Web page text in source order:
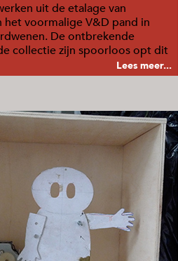
uit de etalage van
het voormalige V&D pand in
De ontbrekende
collectie zijn spoorloos opt dit
Lees meer...